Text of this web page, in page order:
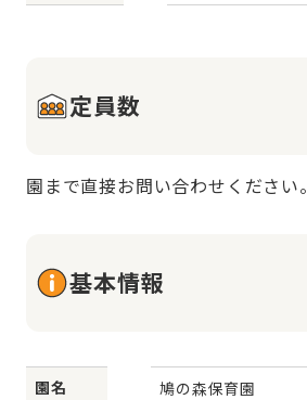
定員数
園まで直接お問い合わせください。
基本情報
園名
鳩の森保育園